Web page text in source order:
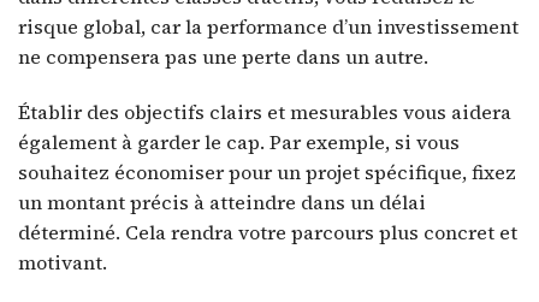
risque global, car la performance d’un investissement
ne compensera pas une perte dans un autre.
Établir des objectifs clairs et mesurables vous aidera
également à garder le cap. Par exemple, si vous
souhaitez économiser pour un projet spécifique, fixez
un montant précis à atteindre dans un délai
déterminé. Cela rendra votre parcours plus concret et
motivant.